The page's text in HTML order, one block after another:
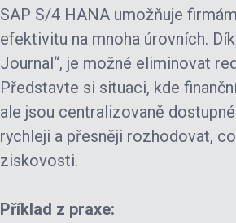
SAP S/4 HANA umožňuje
efektivitu na mnoha úrovních.
Journal“, je možné eliminovat
Představte si situaci, kde
ale jsou centralizovaně
rychleji a přesněji rozhodovat,
ziskovosti.
Příklad z praxe: